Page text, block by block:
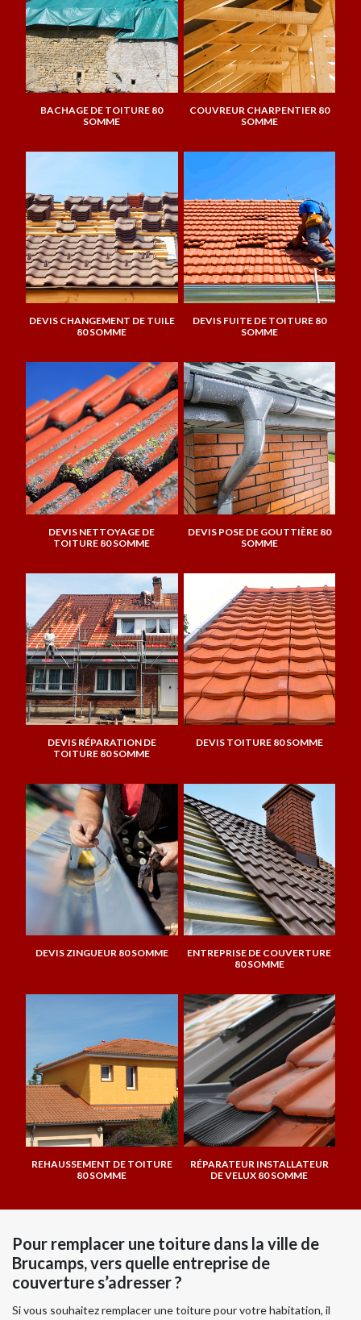
BACHAGE DE TOITURE 80
SOMME
COUVREUR CHARPENTIER 80
SOMME
DEVIS CHANGEMENT DE TUILE
80 SOMME
DEVIS FUITE DE TOITURE 80
SOMME
DEVIS NETTOYAGE DE
TOITURE 80 SOMME
DEVIS POSE DE GOUTTIÈRE 80
SOMME
DEVIS RÉPARATION DE
TOITURE 80 SOMME
DEVIS TOITURE 80 SOMME
DEVIS ZINGUEUR 80 SOMME
ENTREPRISE DE COUVERTURE
80 SOMME
REHAUSSEMENT DE TOITURE
80 SOMME
RÉPARATEUR INSTALLATEUR
DE VELUX 80 SOMME
Pour remplacer une toiture dans la ville de
Brucamps, vers quelle entreprise de
couverture s’adresser ?
Si vous souhaitez remplacer une toiture pour votre habitation, il